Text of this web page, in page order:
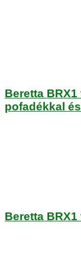
Beretta
pofadékkal
Beretta